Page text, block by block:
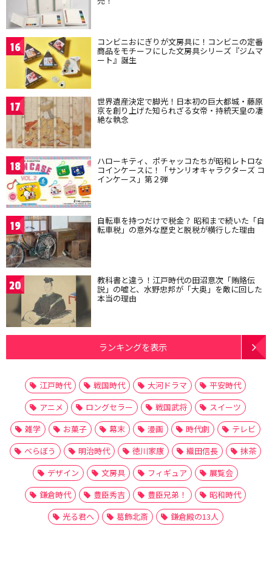
16 コンビニおにぎりが文房具に！コンビニの定番
商品をモチーフにした文房具シリーズ『ジムマ
ート』誕生
17 世界遺産決定で脚光！日本初の巨大都城・藤原
京を創り上げた知られざる女帝・持統天皇の凄
絶な執念
18 ハローキティ、ポチャッコたちが昭和レトロな
コインケースに！「サンリオキャラクターズ コ
インケース」第２弾
19 自転車を持つだけで税金？ 昭和まで続いた「自
転車税」の意外な歴史と脱税が横行した理由
20 教科書と違う！江戸時代の田沼意次「賄賂伝
説」の嘘と、水野忠邦が「大奥」を敵に回した
本当の理由
ランキングを表示
江戸時代 戦国時代 大河ドラマ
平安時代
アニメ
ロングセラー 戦国武将
スイーツ
雑学
お菓子 幕末 漫画 時代劇
テレビ
べらぼう
明治時代 徳川家康 織田信長
抹茶
デザイン
文房具 フィギュア
展覧会
鎌倉時代
豊臣秀吉 豊臣兄弟！
昭和時代
光る君へ
葛飾北斎 鎌倉殿の13人